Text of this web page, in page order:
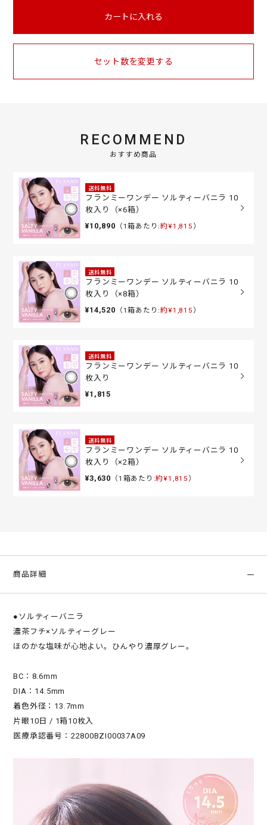
カートに入れる
セット数を変更する
RECOMMEND
おすすめ商品
送料無料
フランミーワンデー ソルティーバニラ 10
枚入り（×6箱）
¥10,890 （1箱あたり:約¥1,815 ）
送料無料
フランミーワンデー ソルティーバニラ 10
枚入り（×8箱）
¥14,520 （1箱あたり:約¥1,815 ）
送料無料
フランミーワンデー ソルティーバニラ 10
枚入り
¥1,815
送料無料
フランミーワンデー ソルティーバニラ 10
枚入り（×2箱）
¥3,630 （1箱あたり:約¥1,815 ）
商品詳細
●ソルティーバニラ
濃茶フチ×ソルティーグレー
ほのかな塩味が心地よい。ひんやり濃厚グレー。
BC：8.6mm
DIA：14.5mm
着色外径：13.7mm
片眼10日 / 1箱10枚入
医療承認番号：22800BZI00037A09